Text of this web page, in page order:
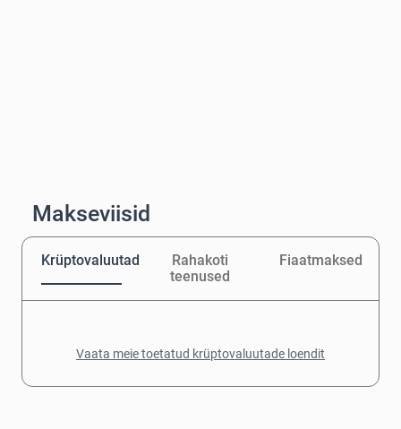
Makseviisid
Krüptovaluutad
Rahakoti
teenused
Fiaatmaksed
Vaata meie toetatud krüptovaluutade loendit